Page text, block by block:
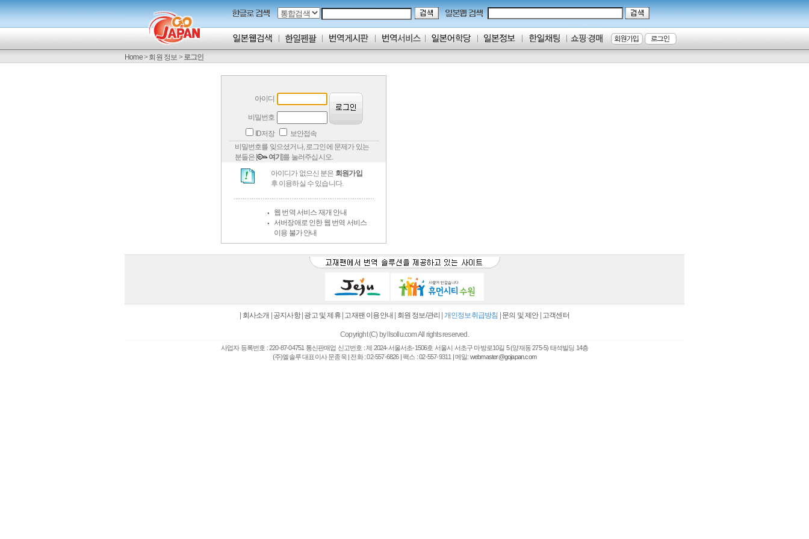
Home>회원 정보 >로그인
아이디
비밀번호
ID저장
보안접속
비밀번호를 잊으셨거나, 로그인에 문제가 있는
분들은 [
여기]를 눌러주십시오.
아이디가 없으신 분은 회원가입
후 이용하실 수 있습니다.
웹 번역 서비스 재개 안내
서버장애로 인한 웹 번역 서비스
이용 불가 안내
회사소개 공지사항| 광고 및 제휴| 고재팬 이용안내 회원 정보/관리 개인정보취급방침 문의 및 제안| 고객센터
Copyright (C) by llsollu.com All rights reserved.
사업자 등록번호 : 220-87-04751 통신판매업 신고번호 : 제 2024-서울서초-1506호 서울시 서초구 마방로10길 5 (양재동 275-5) 태석빌딩 14층
(주)엘솔루 대표이사 문종욱 | 전화 : 02-557-6826 | 팩스 : 02-557-9311 | 메일: webmaster@gojapan.com